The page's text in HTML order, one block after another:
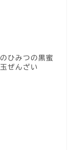
ひみつの黒蜜
ぜんざい